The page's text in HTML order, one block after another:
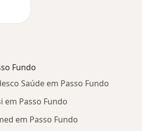
Fundo
Saúde em Passo Fundo
em Passo Fundo
em Passo Fundo